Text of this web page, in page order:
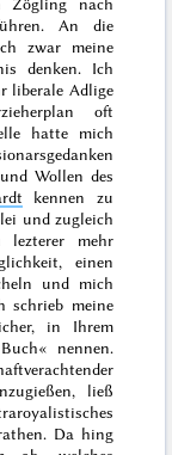
An die
zwar meine
denken. Ich
liberale Adlige
oft
hatte mich
Wollen des
kennen zu
und zugleich
mehr
einen
und mich
schrieb meine
in Ihrem
« nennen.
ließ
Da hing